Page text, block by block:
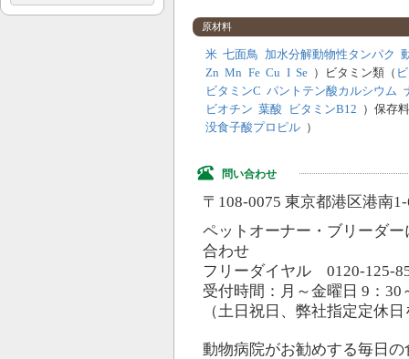
鶏
サケ 酵母 肉類 卵
穀類 コーン 大豆
植物性
タンパ
原材料
米 七面鳥 加水分解動物性タンパク
Zn Mn Fe Cu I Se ） ビタミン類（
ビタミンC パントテン酸カルシウム
ビオチン 葉酸 ビタミンB12 ）保存
没食子酸プロピル ）
問い合わせ
〒108-0075 東京都港区港南
ペットオーナー・ブリーダ
合わせ
フリーダイヤル 0120-125-
受付時間：月～金曜日 9：30
（土日祝日、弊社指定定休
動物病院がお勧めする毎日